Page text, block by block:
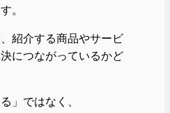
。
紹介する商品やサービ
につながっているかど
」ではなく、